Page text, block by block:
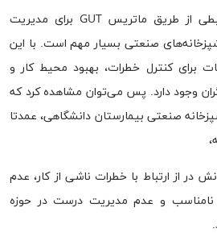
ارزیابی خطرات زیست محیطی از طریق ماتریس GUT برای مدیریت
صنعتی بسیار مهم است. با این
برای کنترل خطرات، بهبود محیط کار و
وجود دارد. پس می‌توان مشاهده کرد که
صنعتی بیمارستان دانشگاهی، عمدتا
در از ارتباط با خطرات ناشی از کار، عدم
نامناسب و عدم مدیریت درست در حوزه